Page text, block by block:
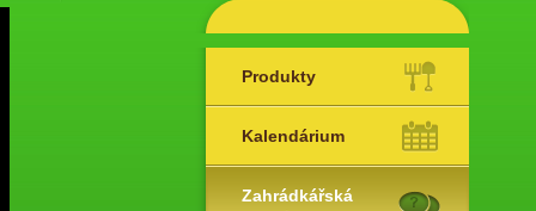
Produkty
Kalendárium
Zahrádkářská